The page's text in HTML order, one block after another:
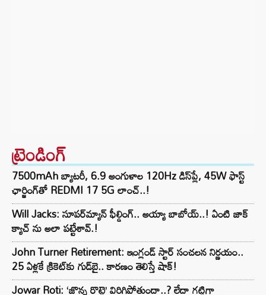
ట్రెండింగ్‌
7500mAh బ్యాటరీ, 6.9 అంగుళాల 120Hz డిస్‌ప్లే, 45W ఫాస్ట్
ఛార్జింగ్‌తో REDMI 17 5G లాంచ్..!
Will Jacks: సూపర్‌మ్యాన్ ఫీల్డింగ్.. అయ్యా బాబోయ్..! ఏంటి జాక్
క్యాచ్ ను అలా పట్టేశావ్.!
John Turner Retirement: ఇంగ్లండ్ స్టార్ సంచలన నిర్ణయం..
25 ఏళ్లకే క్రికెట్‌కు గుడ్‌బై.. కారణం తెలిస్తే షాక్!
Jowar Roti: ‘జొన్న రొట్టె’ విరిగిపోతుందా..? లేదా గట్టిగా